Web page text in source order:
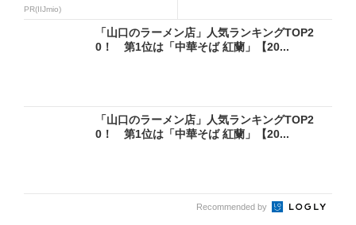
PR(IIJmio)
「山口のラーメン店」人気ランキングTOP2
0！ 第1位は「中華そば 紅蘭」【20...
「山口のラーメン店」人気ランキングTOP2
0！ 第1位は「中華そば 紅蘭」【20...
Recommended by